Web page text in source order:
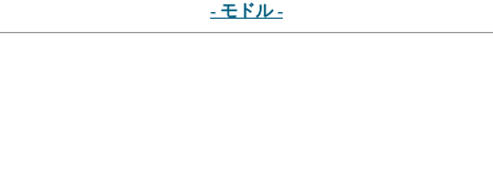
- モドル -